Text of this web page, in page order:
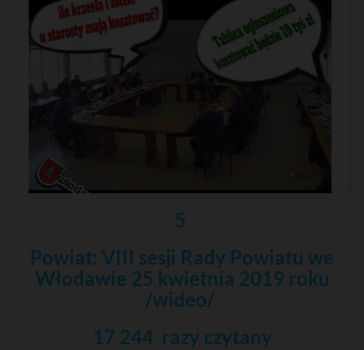
5
Powiat: VIII sesji Rady Powiatu we
Włodawie 25 kwietnia 2019 roku
/wideo/
17 244 razy czytany